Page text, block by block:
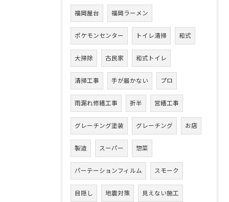
福岡屋台 福岡ラーメン
ポケモンセンター トイレ清掃 和式
大掃除 古民家 和式トイレ
清掃工事 手が届かない プロ
雨漏れ修繕工事 折半 営繕工事
グレーチング塗装 グレーチング お店
製造 スーパー 惣菜
パーテーションフィルム スモーク
目隠し 地震対策 見えない施工